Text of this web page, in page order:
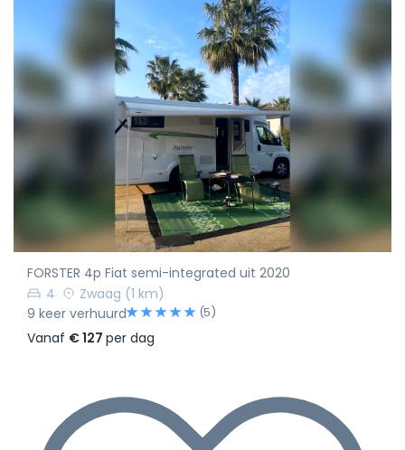
FORSTER 4p Fiat semi-integrated uit 2020
4
Zwaag (1 km)
9 keer verhuurd
(5)
Vanaf € 127 per dag